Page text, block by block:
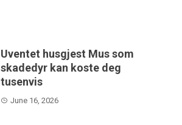
Uventet husgjest Mus som
skadedyr kan koste deg
tusenvis
June 16, 2026